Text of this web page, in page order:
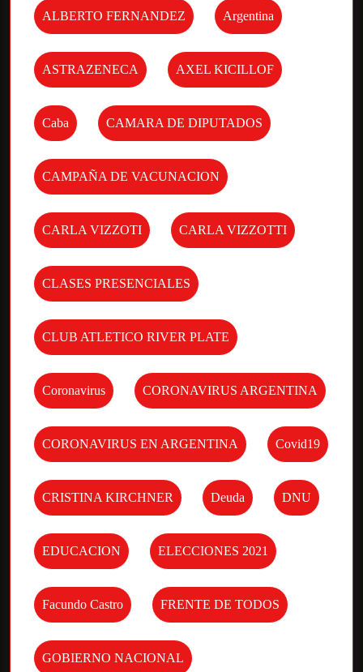
ALBERTO FERNANDEZ Argentina
ASTRAZENECA AXEL KICILLOF
Caba CAMARA DE DIPUTADOS
CAMPAÑA DE VACUNACION
CARLA VIZZOTI CARLA VIZZOTTI
CLASES PRESENCIALES
CLUB ATLETICO RIVER PLATE
Coronavirus CORONAVIRUS ARGENTINA
CORONAVIRUS EN ARGENTINA Covid19
CRISTINA KIRCHNER Deuda DNU
EDUCACION ELECCIONES 2021
Facundo Castro FRENTE DE TODOS
GOBIERNO NACIONAL